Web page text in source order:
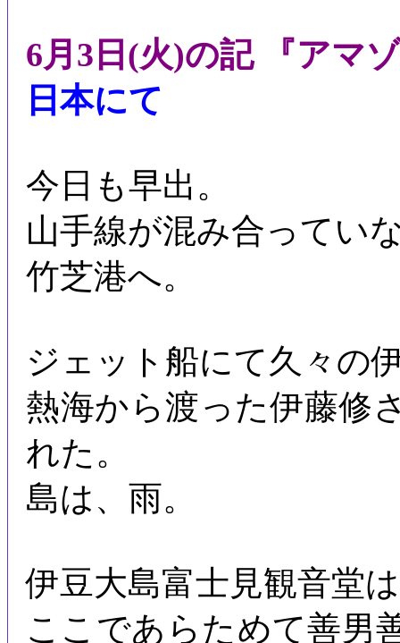
6月3日(火)の記 『アマ
日本にて
今日も早出。
山手線が混み合ってい
竹芝港へ。
ジェット船にて久々の
熱海から渡った伊藤修
れた。
島は、雨。
伊豆大島富士見観音堂
ここであらためて善男